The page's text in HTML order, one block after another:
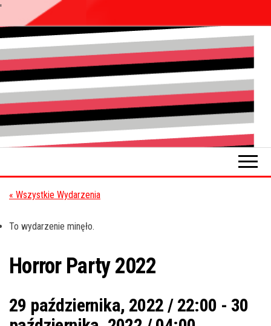
'
Przejdź
do
treści
Pokładykultury.eu
« Wszystkie Wydarzenia
To wydarzenie minęło.
Horror Party 2022
29 października, 2022 / 22:00 - 30